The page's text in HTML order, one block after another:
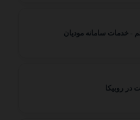
- خدمات سامانه مودیان
در روبیکا